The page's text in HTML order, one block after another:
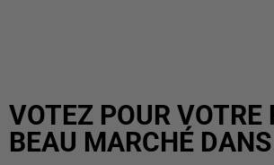
VOTEZ POUR VOTRE
BEAU MARCHÉ